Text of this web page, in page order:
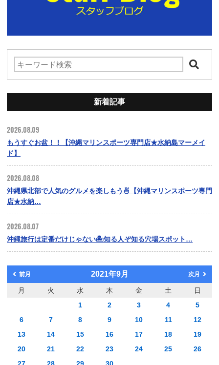
新着記事
2026.08.09
もうすぐお盆！！【沖縄マリンスポーツ専門店★水納島マーメイ
ド】
2026.08.08
沖縄県北部で人気のグルメを楽しもう🍜【沖縄マリンスポーツ専門
店★水納…
2026.08.07
沖縄旅行は定番だけじゃない🏝️知る人ぞ知る穴場スポット…
前月 2021年9月 次月
月 火 水 木 金 土
日
1
2 3 4
5
6
7 8 9 10 11
12
13
14 15 16 17 18
19
20
21 22 23 24 25
26
27
28 29 30